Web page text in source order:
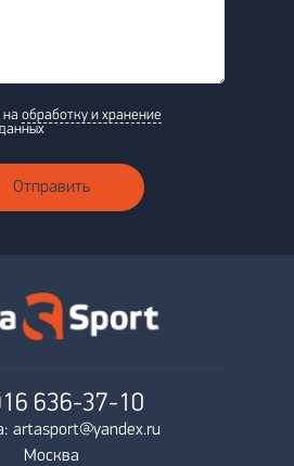
на обработку и хранение
Отправить
636-37-10
artasport@yandex.ru
Москва